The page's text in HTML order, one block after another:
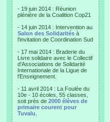
- 19 juin 2014 : Réunion
plénière de la Coalition Cop21
- 14 juin 2014 : Intervention au
Salon des Solidarités à
l'invitation de Coordination Sud
- 17 mai 2014 : Braderie du
Livre solidaire avec le Collectif
d'Associations de Solidarité
Internationale de la Ligue de
l'Enseignement.
- 11 avril 2014 : La Foulée du
10e - 10 écoles, 55 classes,
soit près de 2000 élèves de
primaire courent pour
Tuvalu